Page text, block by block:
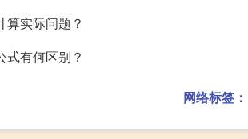
算实际问题？
式有何区别？
网络标签：